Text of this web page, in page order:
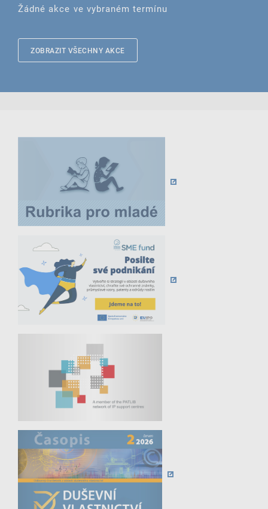
Žádné akce ve vybraném termínu
ZOBRAZIT VŠECHNY AKCE